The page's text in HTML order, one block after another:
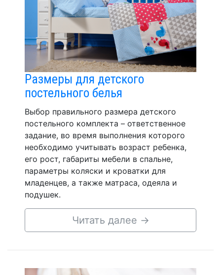
Размеры для детского
постельного белья
Выбор правильного размера детского
постельного комплекта – ответственное
задание, во время выполнения которого
необходимо учитывать возраст ребенка,
его рост, габариты мебели в спальне,
параметры коляски и кроватки для
младенцев, а также матраса, одеяла и
подушек.
Читать далее →